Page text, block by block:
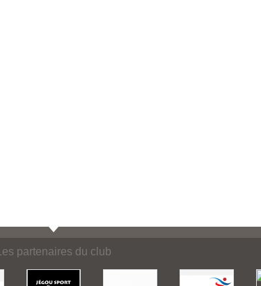
Les partenaires du club